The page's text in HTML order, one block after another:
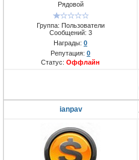
Рядовой
Группа: Пользователи
Сообщений: 3
Награды: 0
Репутация: 0
Статус: Оффлайн
ianpav